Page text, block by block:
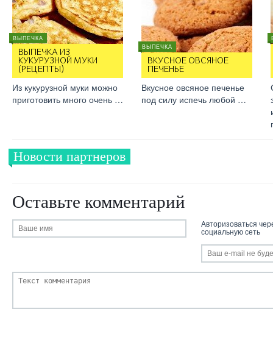
ВЫПЕЧКА
ВЫПЕЧКА ИЗ
КУКУРУЗНОЙ МУКИ
(РЕЦЕПТЫ)
Из кукурузной муки можно
приготовить много очень …
ВЫПЕЧКА
ВКУСНОЕ ОВСЯНОЕ
ПЕЧЕНЬЕ
Вкусное овсяное печенье
под силу испечь любой …
Новости партнеров
Оставьте комментарий
Авторизоваться
социальную сеть